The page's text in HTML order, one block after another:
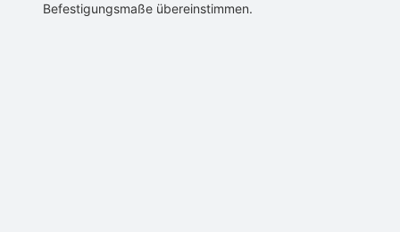
Befestigungsmaße übereinstimmen.